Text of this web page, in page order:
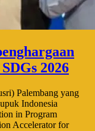
2026
Palembang yang
Indonesia
in Program
Accelerator for